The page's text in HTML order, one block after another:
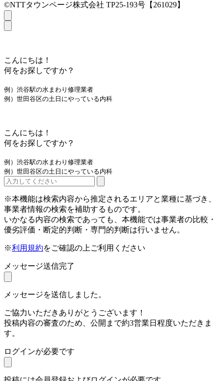
©NTTタウンページ株式会社 TP25-193号【261029】
こんにちは！
何をお探しですか？
例）渋谷駅の水まわり修理業者
例）世田谷区の土日にやっている内科
こんにちは！
何をお探しですか？
例）渋谷駅の水まわり修理業者
例）世田谷区の土日にやっている内科
※本機能は検索内容から推定されるエリアと業種に基づき、
事業者情報の検索を補助するものです。
いかなる内容の検索であっても、本機能では事業者の比較・
優劣評価・断定的判断・専門的判断は行いません。
※利用規約をご確認の上ご利用ください
メッセージ送信完了
メッセージを送信しました。
ご協力いただきありがとうございます！
投稿内容の審査のため、公開まで約3営業日程度いただきま
す。
ログインが必要です